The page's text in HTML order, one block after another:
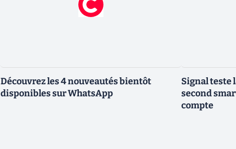
Découvrez les 4 nouveautés bientôt
disponibles sur WhatsApp
Signal teste
second
compte